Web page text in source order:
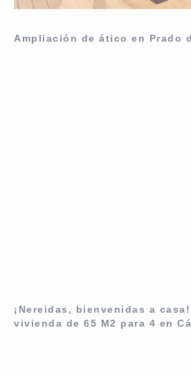
Ampliación de ático en Prado
¡Nereidas, bienvenidas a
vivienda de 65 M2 para 4 en